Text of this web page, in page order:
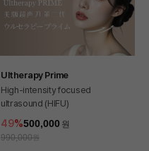
Ultherapy Prime
High-intensity focused
ultrasound (HIFU)
49 500,000
990,000